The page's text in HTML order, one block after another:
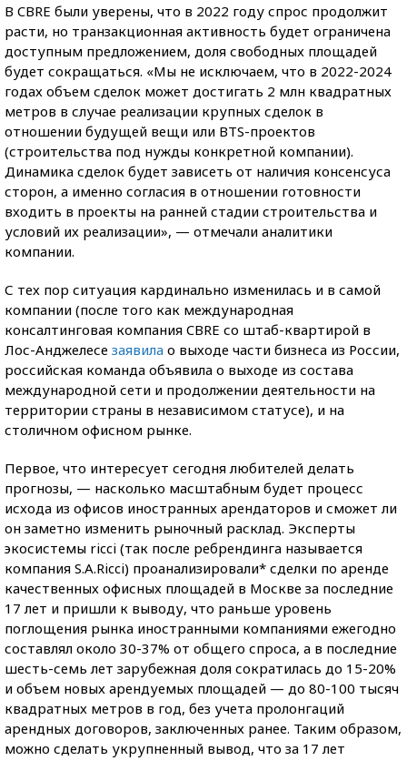
В CBRE были уверены, что в 2022 году спрос продолжит
расти, но транзакционная активность будет ограничена
доступным предложением, доля свободных площадей
будет сокращаться. «Мы не исключаем, что в 2022-2024
годах объем сделок может достигать 2 млн квадратных
метров в случае реализации крупных сделок в
отношении будущей вещи или BTS-проектов
(строительства под нужды конкретной компании).
Динамика сделок будет зависеть от наличия консенсуса
сторон, а именно согласия в отношении готовности
входить в проекты на ранней стадии строительства и
условий их реализации», — отмечали аналитики
компании.
С тех пор ситуация кардинально изменилась и в самой
компании (после того как международная
консалтинговая компания CBRE со штаб-квартирой в
Лос-Анджелесе заявила о выходе части бизнеса из России,
российская команда объявила о выходе из состава
международной сети и продолжении деятельности на
территории страны в независимом статусе), и на
столичном офисном рынке.
Первое, что интересует сегодня любителей делать
прогнозы, — насколько масштабным будет процесс
исхода из офисов иностранных арендаторов и сможет ли
он заметно изменить рыночный расклад. Эксперты
экосистемы ricci (так после ребрендинга называется
компания S.A.Ricci) проанализировали* сделки по аренде
качественных офисных площадей в Москве за последние
17 лет и пришли к выводу, что раньше уровень
поглощения рынка иностранными компаниями ежегодно
составлял около 30-37% от общего спроса, а в последние
шесть-семь лет зарубежная доля сократилась до 15-20%
и объем новых арендуемых площадей — до 80-100 тысяч
квадратных метров в год, без учета пролонгаций
арендных договоров, заключенных ранее. Таким образом,
можно сделать укрупненный вывод, что за 17 лет